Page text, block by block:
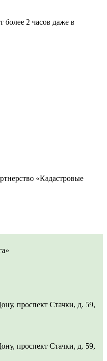
более 2 часов даже в
«Кадастровые
проспект Стачки, д. 59,
проспект Стачки, д. 59,